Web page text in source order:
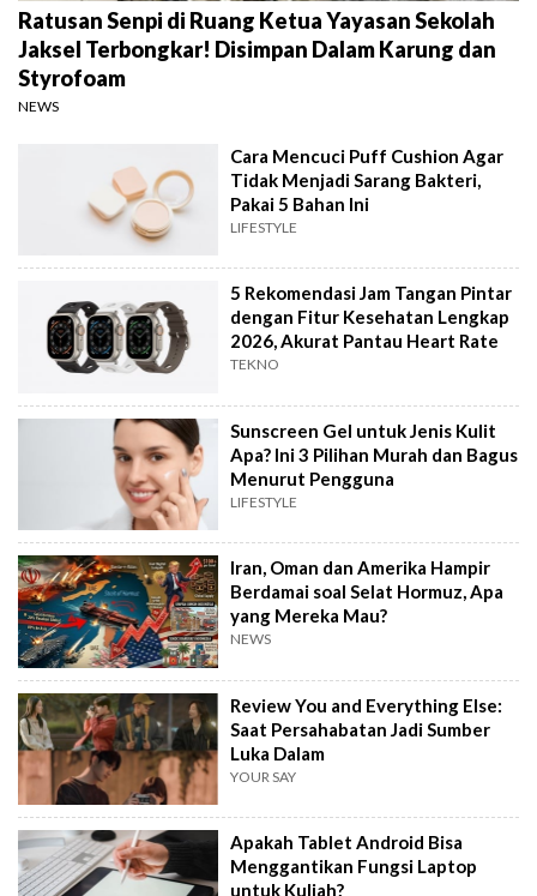
Ratusan Senpi di Ruang Ketua Yayasan Sekolah
Jaksel Terbongkar! Disimpan Dalam Karung dan
Styrofoam
NEWS
Cara Mencuci Puff Cushion Agar
Tidak Menjadi Sarang Bakteri,
Pakai 5 Bahan Ini
LIFESTYLE
5 Rekomendasi Jam Tangan Pintar
dengan Fitur Kesehatan Lengkap
2026, Akurat Pantau Heart Rate
TEKNO
Sunscreen Gel untuk Jenis Kulit
Apa? Ini 3 Pilihan Murah dan Bagus
Menurut Pengguna
LIFESTYLE
Iran, Oman dan Amerika Hampir
Berdamai soal Selat Hormuz, Apa
yang Mereka Mau?
NEWS
Review You and Everything Else:
Saat Persahabatan Jadi Sumber
Luka Dalam
YOUR SAY
Apakah Tablet Android Bisa
Menggantikan Fungsi Laptop
untuk Kuliah?